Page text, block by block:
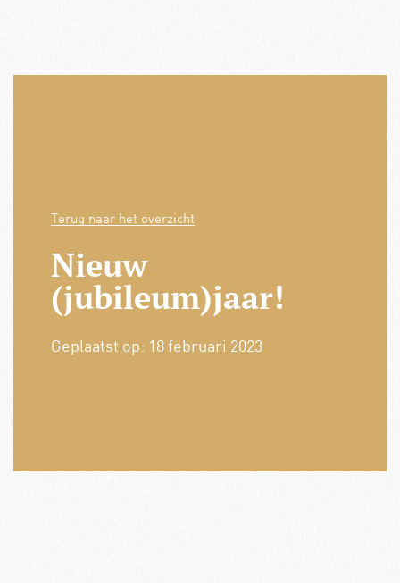
Terug naar het overzicht
Nieuw
(jubileum)jaar!
Geplaatst op: 18 februari 2023